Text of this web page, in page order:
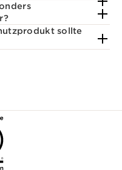
sollte